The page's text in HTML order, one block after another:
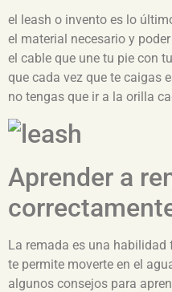
el leash o invento es lo
el material necesario y
el cable que une tu pie con
que cada vez que te caigas
no tengas que ir a la orilla
Aprender a
La remada es una
te permite moverte en el
algunos consejos para